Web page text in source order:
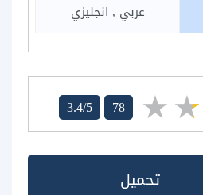
عربي , انجليزي
3.4/5 78
تحميل